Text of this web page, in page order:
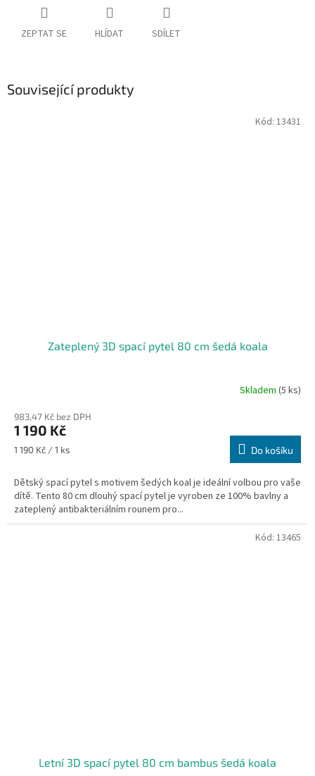
ZEPTAT SE HLÍDAT SDÍLET
Související produkty
Zateplený 3D spací pytel 80 cm šedá koala
Skladem (5 ks)
983,47 Kč bez DPH
1 190 Kč
Měrná
1 190 Kč / 1 ks Do košíku
Dětský spací pytel s motivem šedých koal je ideální volbou pro vaše
dítě. Tento 80 cm dlouhý spací pytel je vyroben ze 100% bavlny a
zateplený antibakteriálním rounem pro...
Kód: 13431
Letní 3D spací pytel 80 cm bambus šedá koala
Kód: 13465